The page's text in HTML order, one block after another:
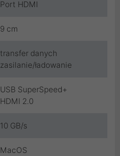
Port HDMI
9 cm
transfer danych
zasilanie/ładowanie
USB SuperSpeed+
HDMI 2.0
10 GB/s
MacOS